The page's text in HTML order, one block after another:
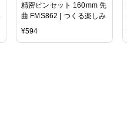
精密ピンセット 160mm 先
曲 FMS862 | つくる楽しみ
¥594